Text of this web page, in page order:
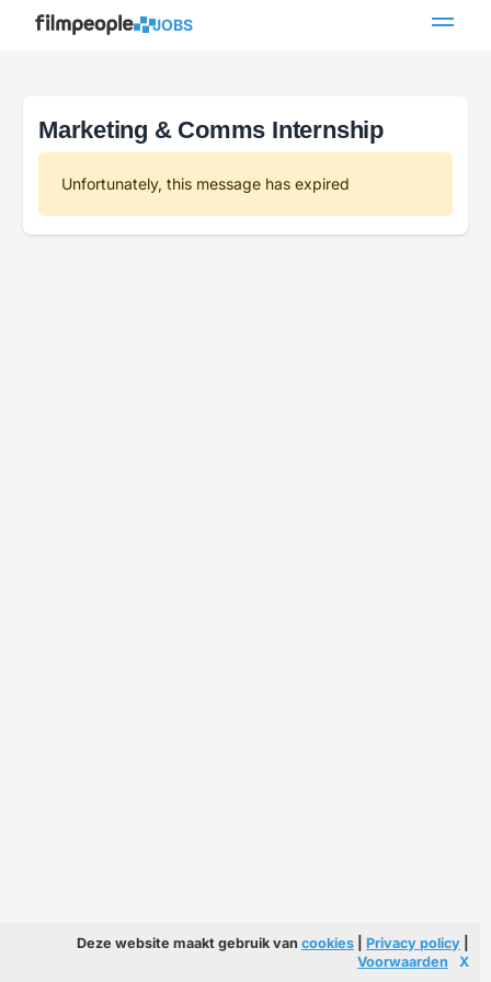
JOBS
Marketing & Comms Internship
Unfortunately, this message has expired
Deze website maakt gebruik van cookies Privacy policy
Voorwaarden
X